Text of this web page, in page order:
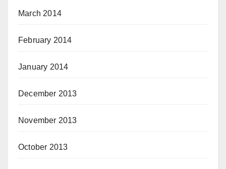
March 2014
February 2014
January 2014
December 2013
November 2013
October 2013